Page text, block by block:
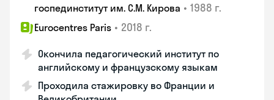
госпединститут им. С.М. Кирова • 1988 г.
Eurocentres Paris • 2018 г.
Окончила педагогический институт по
английскому и французскому языкам
Проходила стажировку во Франции и